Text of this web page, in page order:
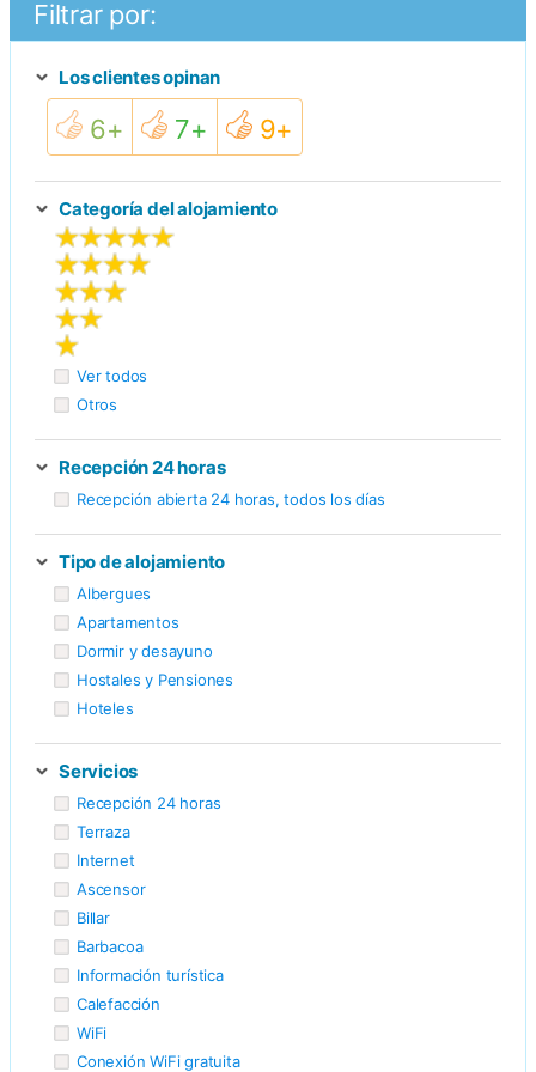
y
tienen...
Más
información
Filtrar por:
Los clientes opinan
6+ 7+ 9+
Categoría del alojamiento
Ver todos
Otros
Recepción 24 horas
Recepción abierta 24 horas, todos los días
Tipo de alojamiento
Albergues
Apartamentos
Dormir y desayuno
Hostales y Pensiones
Hoteles
Servicios
Recepción 24 horas
Terraza
Internet
Ascensor
Billar
Barbacoa
Información turística
Calefacción
WiFi
Conexión WiFi gratuita